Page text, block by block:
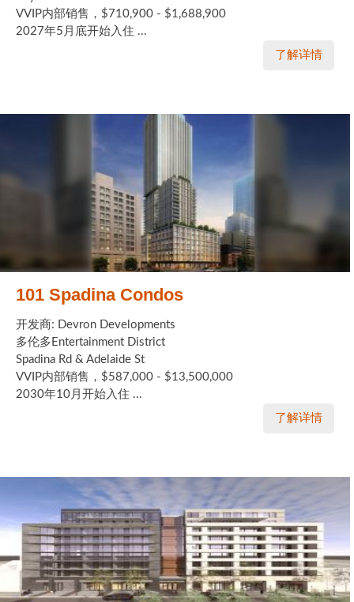
VVIP内部销售，$710,900 - $1,688,900
2027年5月底开始入住 ...
了解详情
101 Spadina Condos
开发商: Devron Developments
多伦多Entertainment District
Spadina Rd & Adelaide St
VVIP内部销售，$587,000 - $13,500,000
2030年10月开始入住 ...
了解详情